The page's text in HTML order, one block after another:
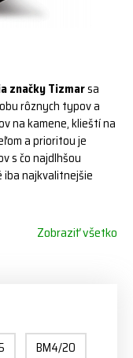
značky Tizmarsa
rôznych typov a
na kamene, klieští na
a prioritou je
s čo najdlhšou
najkvalitnejšie
Zobraziť všetko
BM4/20